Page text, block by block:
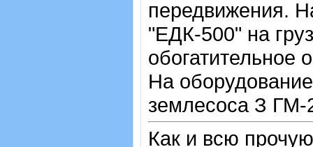
передвижения.
"ЕДК-500" на
На
землесоса З
Как и всю